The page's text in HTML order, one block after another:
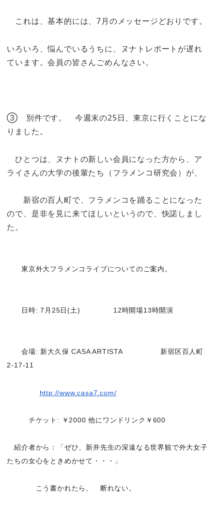
これは、基本的には、7月のメッセージどおりです。
いろいろ、悩んでいるうちに、ヌナトレポートが遅れ
ています。会員の皆さんごめんなさい。
③ 別件です。 今週末の25日、東京に行くことにな
りました。
ひとつは、ヌナトの新しい会員になった方から、ア
ライさんの大学の後輩たち（フラメンコ研究会）が、
新宿の百人町で、フラメンコを踊ることになった
ので、是非を見に来てほしいというので、快諾しまし
た。
東京外大フラメンコライブについてのご案内。
日時: 7月25日(土) 12時開場13時開演
会場: 新大久保 CASA ARTISTA
新宿区百人町
2-17-11
http://www.casa7.com/
チケット: ￥2000 他にワンドリンク￥600
紹介者から：「ぜひ、 新井先生の深遠なる世界観で外大女子
たちの女心をときめかせて・・・」
こう書かれたら、 断れない。